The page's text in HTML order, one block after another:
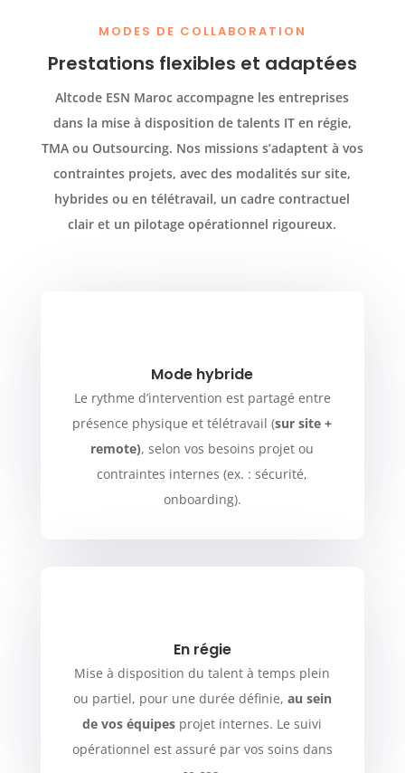
MODES DE COLLABORATION
Prestations flexibles et adaptées
Altcode ESN Maroc accompagne les entreprises
dans la mise à disposition de talents IT en régie,
TMA ou Outsourcing. Nos missions s’adaptent à vos
contraintes projets, avec des modalités sur site,
hybrides ou en télétravail, un cadre contractuel
clair et un pilotage opérationnel rigoureux.
Mode hybride
Le rythme d’intervention est partagé entre
présence physique et télétravail (sur site +
remote), selon vos besoins projet ou
contraintes internes (ex. : sécurité,
onboarding).
En régie
Mise à disposition du talent à temps plein
ou partiel, pour une durée définie, au sein
de vos équipes projet internes. Le suivi
opérationnel est assuré par vos soins dans